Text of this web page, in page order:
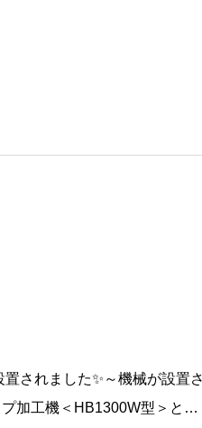
されました✨～機械が設置さ
加工機＜HB1300W型＞とい